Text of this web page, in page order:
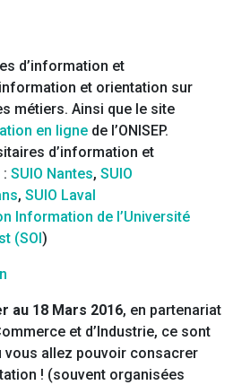
d’information et
et orientation sur
métiers. Ainsi que le site
en ligne de l’ONISEP.
d’information et
SUIO Nantes, SUIO
, SUIO Laval
Information de l’Université
(SOI )
au 18 Mars 2016, en partenariat
et d’Industrie, ce sont
allez pouvoir consacrer
! (souvent organisées